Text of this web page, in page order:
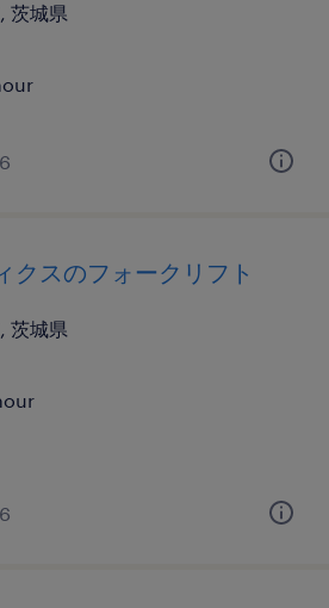
茨城県
クスのフォークリフト
茨城県